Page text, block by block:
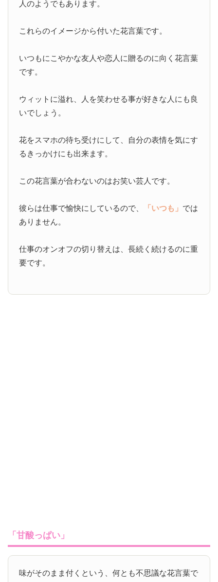
人のようでもあります。
これらのイメージから付いた花言葉です。
いつもにこやかな友人や恋人に贈るのに向く花言葉
です。
ウィットに溢れ、人を笑わせる事が好きな人にも良
いでしょう。
花をスマホの待ち受けにして、自分の表情を気にす
るきっかけにも出来ます。
この花言葉が合わないのはお笑い芸人です。
彼らは仕事で愉快にしているので、 「いつも」 では
ありません。
仕事のオンオフの切り替えは、長続く続けるのに重
要です。
「甘酸っぱい」
味がそのまま付くという、何とも不思議な花言葉で